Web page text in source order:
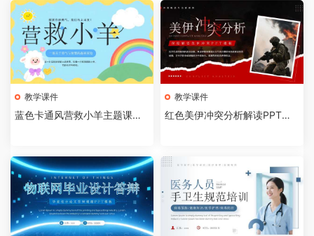
教学课件
蓝色卡通风营救小羊主题课件P
教学课件
红色美伊冲突分析解读PPT模